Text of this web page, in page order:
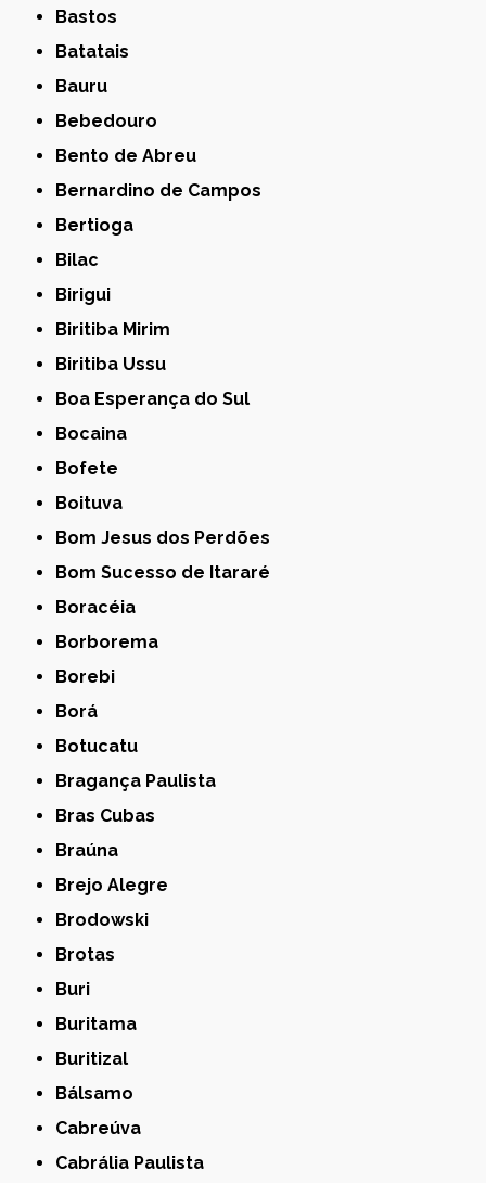
Bastos
Batatais
Bauru
Bebedouro
Bento de Abreu
Bernardino de Campos
Bertioga
Bilac
Birigui
Biritiba Mirim
Biritiba Ussu
Boa Esperança do Sul
Bocaina
Bofete
Boituva
Bom Jesus dos Perdões
Bom Sucesso de Itararé
Boracéia
Borborema
Borebi
Borá
Botucatu
Bragança Paulista
Bras Cubas
Braúna
Brejo Alegre
Brodowski
Brotas
Buri
Buritama
Buritizal
Bálsamo
Cabreúva
Cabrália Paulista